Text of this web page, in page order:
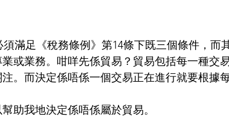
或業務。咁咩先係貿易？貿易包括每一種交
。而決定係唔係一個交易正在進行就要根據
助我地決定係唔係屬於貿易。